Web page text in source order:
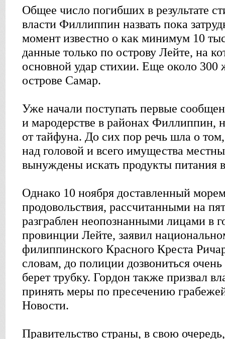
Общее число погибших в результате
власти Филлиппин назвать пока
момент известно о как минимум 10
данные только по острову Лейте, на
основной удар стихии. Еще около 300
острове Самар.
Уже начали поступать первые
и мародерстве в районах Филлиппин,
от тайфуна. До сих пор речь шла о
над головой и всего имущества
вынуждены искать продукты питания
Однако 10 ноября доставленный
продовольствия, рассчитанными на
разграблен неопознанными лицами в
провинции Лейте, заявил
филиппинского Красного Креста
словам, до полиции дозвониться
берет трубку. Гордон также призвал
принять меры по пресечению
Новости.
Правительство страны, в свою